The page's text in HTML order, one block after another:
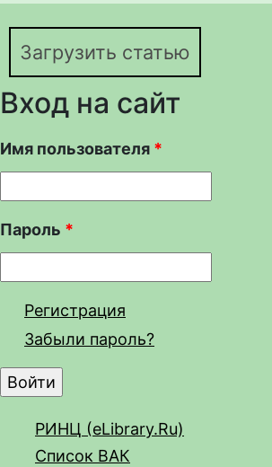
Загрузить статью
Вход на сайт
Имя пользователя *
Пароль *
Регистрация
Забыли пароль?
РИНЦ (eLibrary.Ru)
Список ВАК